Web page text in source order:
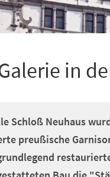
in
Schloß Neuhaus
preußische